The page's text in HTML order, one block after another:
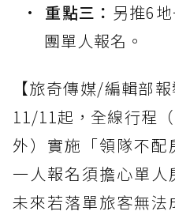
重點三： 另推6
團單人報名。
【旅奇傳媒/編輯部
11/11起，全線行程
外）實施「領隊不
一人報名須擔心單人
未來若落單旅客無法